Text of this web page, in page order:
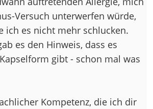
Versuch unterwerfen würde,
ich es nicht mehr schlucken.
es den Hinweis, dass es
gibt - schon mal was
Kompetenz, die ich dir